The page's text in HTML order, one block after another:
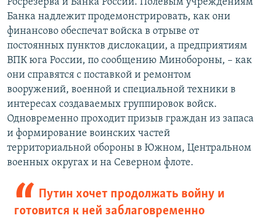
Росрезерва и Банка России. Полевым учреждениям
Банка надлежит продемонстрировать, как они
финансово обеспечат войска в отрыве от
постоянных пунктов дислокации, а предприятиям
ВПК юга России, по сообщению Минобороны, – как
они справятся с поставкой и ремонтом
вооружений, военной и специальной техники в
интересах создаваемых группировок войск.
Одновременно проходит призыв граждан из запаса
и формирование воинских частей
территориальной обороны в Южном, Центральном
военных округах и на Северном флоте.
Путин хочет продолжать войну и
готовится к ней заблаговременно